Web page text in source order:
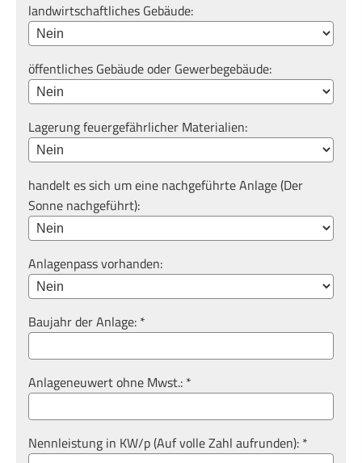
landwirtschaftliches Gebäude:
öffentliches Gebäude oder Gewerbegebäude:
Lagerung feuergefährlicher Materialien:
handelt es sich um eine nachgeführte Anlage (Der
Sonne nachgeführt):
Anlagenpass vorhanden:
Baujahr der Anlage: *
Anlageneuwert ohne Mwst.: *
Nennleistung in KW/p (Auf volle Zahl aufrunden): *